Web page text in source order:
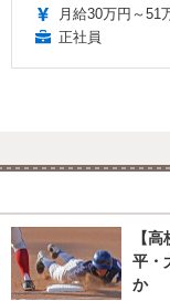
月給30万円～51
正社員
【
平・
か